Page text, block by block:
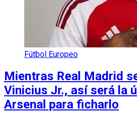
Fútbol Europeo
Mientras Real Madrid
Vinicius Jr., así será la
Arsenal para ficharlo